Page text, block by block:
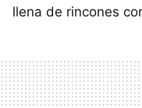
llena de rincones